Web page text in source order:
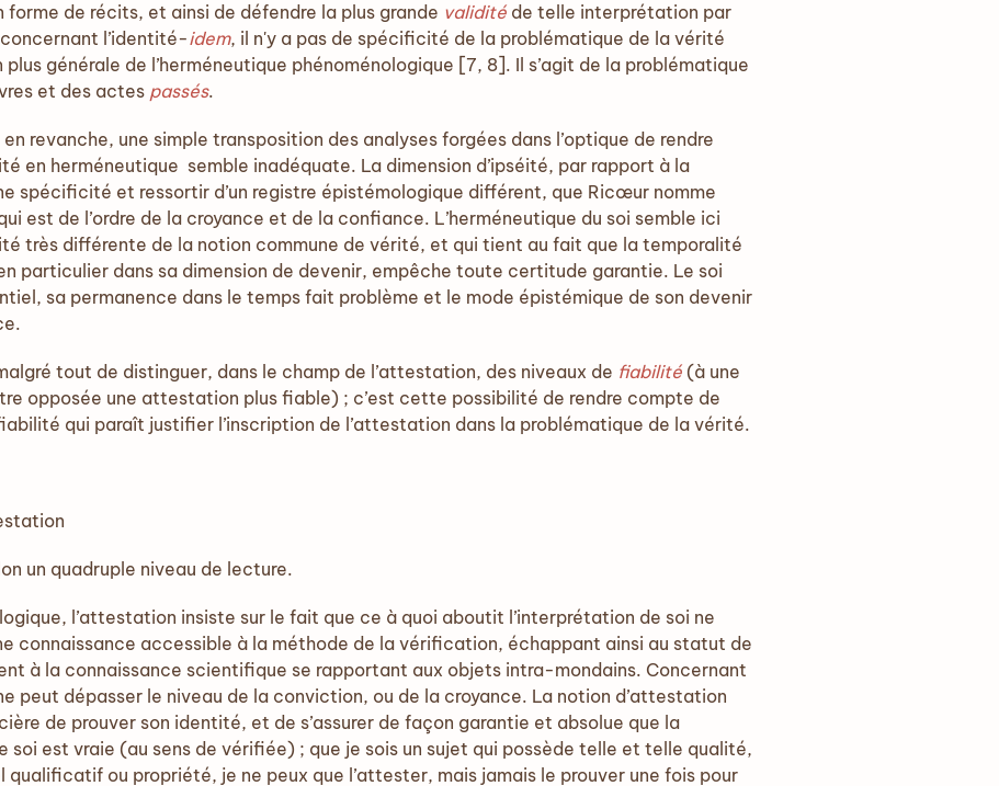
de récits, et ainsi de défendre la plus grande validité de telle interprétation par
l’identité-idem, il n'y a pas de spécificité de la problématique de la vérité
générale de l’herméneutique phénoménologique [7, 8]. Il s’agit de la problématique
et des actes passés.
en revanche, une simple transposition des analyses forgées dans l’optique de rendre
en herméneutique semble inadéquate. La dimension d’ipséité, par rapport à la
spécificité et ressortir d’un registre épistémologique différent, que Ricœur nomme
est de l’ordre de la croyance et de la confiance. L’herméneutique du soi semble ici
très différente de la notion commune de vérité, et qui tient au fait que la temporalité
particulier dans sa dimension de devenir, empêche toute certitude garantie. Le soi
sa permanence dans le temps fait problème et le mode épistémique de son devenir
tout de distinguer, dans le champ de l’attestation, des niveaux de fiabilité (à une
opposée une attestation plus fiable) ; c’est cette possibilité de rendre compte de
qui paraît justifier l’inscription de l’attestation dans la problématique de la vérité.
un quadruple niveau de lecture.
l’attestation insiste sur le fait que ce à quoi aboutit l’interprétation de soi ne
connaissance accessible à la méthode de la vérification, échappant ainsi au statut de
à la connaissance scientifique se rapportant aux objets intra-mondains. Concernant
peut dépasser le niveau de la conviction, ou de la croyance. La notion d’attestation
de prouver son identité, et de s’assurer de façon garantie et absolue que la
soi est vraie (au sens de vérifiée) ; que je sois un sujet qui possède telle et telle qualité,
ou propriété, je ne peux que l’attester, mais jamais le prouver une fois pour